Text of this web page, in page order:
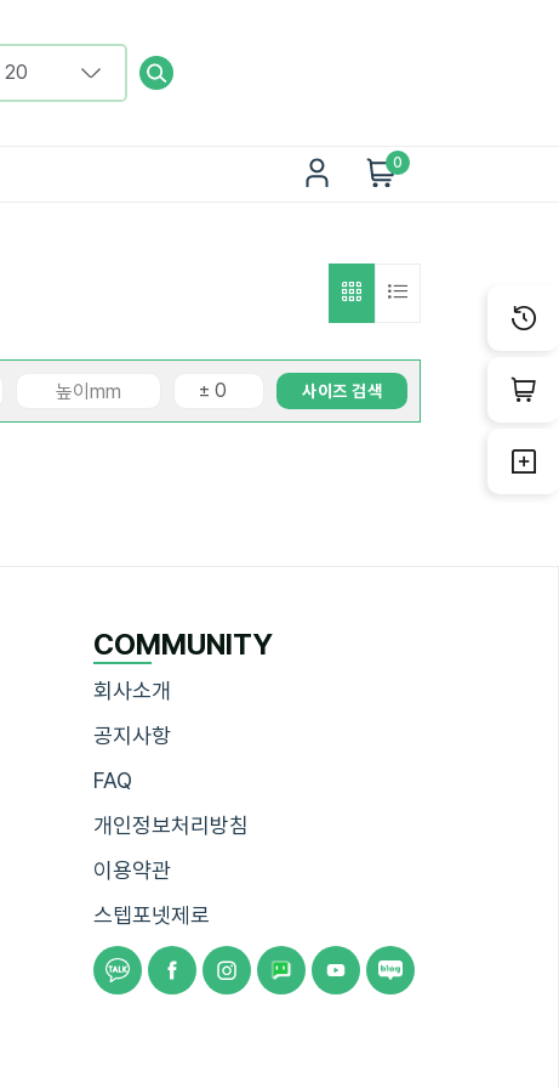
0
사이즈 검색
COMMUNITY
회사소개
공지사항
FAQ
개인정보처리방침
이용약관
스텝포넷제로